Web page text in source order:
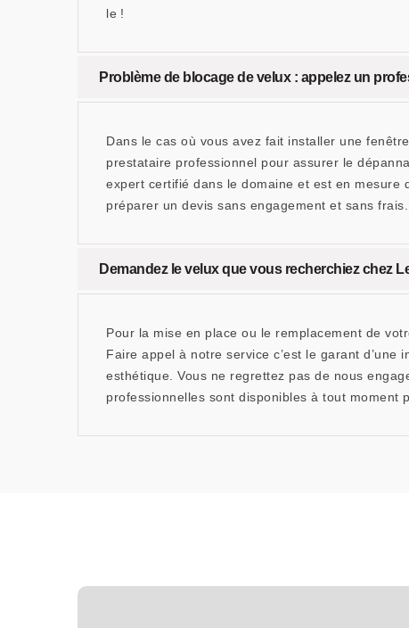
le !
Problème de blocage de velux : appelez un
Dans le cas où vous avez fait installer une
prestataire professionnel pour assurer le
expert certifié dans le domaine et est en mesure
préparer un devis sans engagement et sans frais.
Demandez le velux que vous recherchiez chez
Pour la mise en place ou le remplacement de
Faire appel à notre service c’est le garant
esthétique. Vous ne regrettez pas de nous
professionnelles sont disponibles à tout moment